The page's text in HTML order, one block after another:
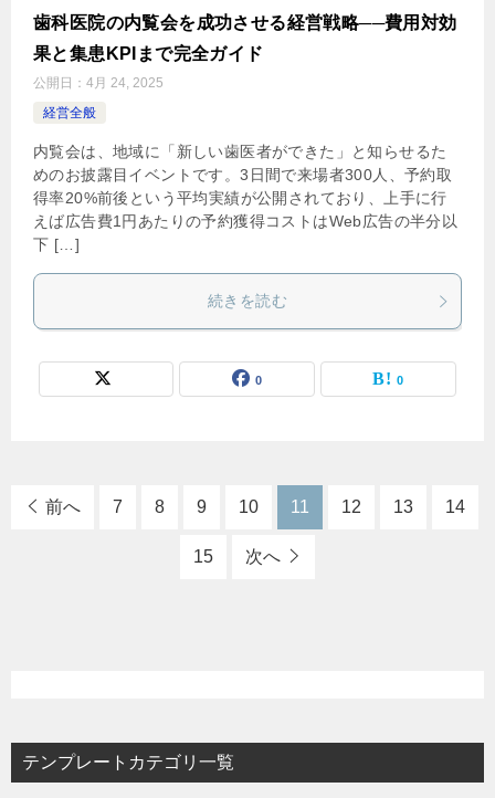
歯科医院の内覧会を成功させる経営戦略──費用対効
果と集患KPIまで完全ガイド
公開日： 4月 24, 2025
経営全般
内覧会は、地域に「新しい歯医者ができた」と知らせるた
めのお披露目イベントです。3日間で来場者300人、予約取
得率20%前後という平均実績が公開されており、上手に行
えば広告費1円あたりの予約獲得コストはWeb広告の半分以
下 […]
続きを読む
0 0
前へ 7 8 9 10 11 12 13 14
15 次へ
テンプレートカテゴリ一覧